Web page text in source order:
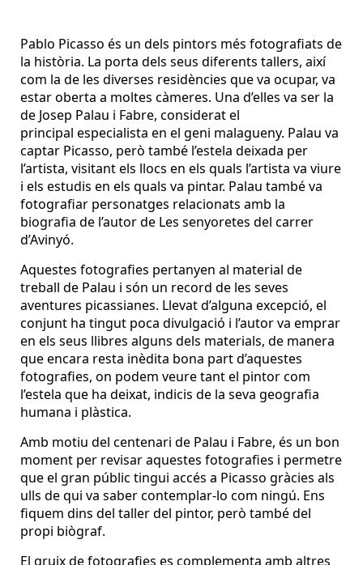
Pablo Picasso és un dels pintors més fotografiats de
la història. La porta dels seus diferents tallers, així
com la de les diverses residències que va ocupar, va
estar oberta a moltes càmeres. Una d’elles va ser la
de Josep Palau i Fabre, considerat el
principal especialista en el geni malagueny. Palau va
captar Picasso, però també l’estela deixada per
l’artista, visitant els llocs en els quals l’artista va viure
i els estudis en els quals va pintar. Palau també va
fotografiar personatges relacionats amb la
biografia de l’autor de Les senyoretes del carrer
d’Avinyó.
Aquestes fotografies pertanyen al material de
treball de Palau i són un record de les seves
aventures picassianes. Llevat d’alguna excepció, el
conjunt ha tingut poca divulgació i l’autor va emprar
en els seus llibres alguns dels materials, de manera
que encara resta inèdita bona part d’aquestes
fotografies, on podem veure tant el pintor com
l’estela que ha deixat, indicis de la seva geografia
humana i plàstica.
Amb motiu del centenari de Palau i Fabre, és un bon
moment per revisar aquestes fotografies i permetre
que el gran públic tingui accés a Picasso gràcies als
ulls de qui va saber contemplar-lo com ningú. Ens
fiquem dins del taller del pintor, però també del
propi biògraf.
El gruix de fotografies es complementa amb altres